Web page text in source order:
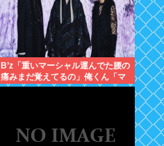
B’z「重いマーシャル運んでた腰の
痛みまだ覚えてるの」俺くん「マ
ーシャルって何？ 」